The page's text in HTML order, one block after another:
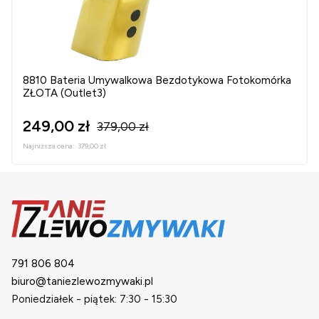
8810 Bateria Umywalkowa Bezdotykowa Fotokomórka
ZŁOTA (Outlet3)
249,00 zł 379,00 zł
Najniższa cena: 379,00 zł
791 806 804
biuro@taniezlewozmywaki.pl
Poniedziałek - piątek: 7:30 - 15:30